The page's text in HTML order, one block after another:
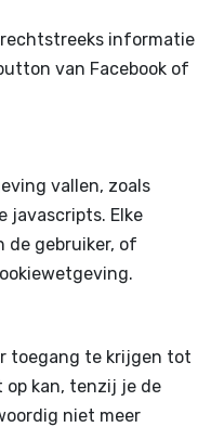
informatie
van Facebook of
vallen, zoals
javascripts. Elke
de gebruiker, of
toegang te krijgen tot
op kan, tenzij je de
niet meer